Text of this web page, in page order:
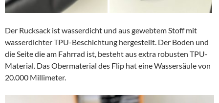
Der Rucksack ist wasserdicht und aus gewebtem Stoff mit
wasserdichter TPU-Beschichtung hergestellt. Der Boden und
die Seite die am Fahrrad ist, besteht aus extra robusten TPU-
Material. Das Obermaterial des Flip hat eine Wassersäule von
20.000 Millimeter.